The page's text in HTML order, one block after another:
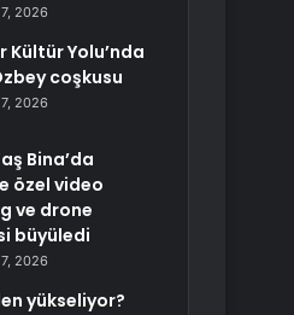
2026
Kültür Yolu’nda
coşkusu
2026
Bina’da
özel video
ve drone
büyüledi
2026
yükseliyor?